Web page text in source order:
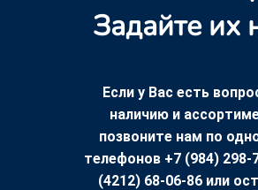
Задайте их
Если у Вас есть
наличию и
позвоните нам по
телефонов +7 (984) 298-
(4212) 68-06-86 или